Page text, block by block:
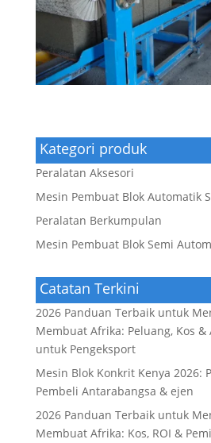
Kategori produk
Peralatan Aksesori
Mesin Pembuat Blok Automatik
Peralatan Berkumpulan
Mesin Pembuat Blok Semi
Catatan Terkini
2026 Panduan Terbaik untuk
Membuat Afrika: Peluang, Kos
untuk Pengeksport
Mesin Blok Konkrit Kenya 2026:
Pembeli Antarabangsa & ejen
2026 Panduan Terbaik untuk
Membuat Afrika: Kos, ROI &